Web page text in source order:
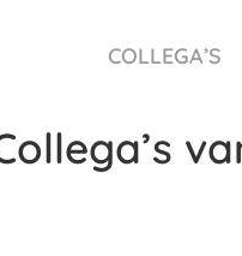
COLLEGA’S